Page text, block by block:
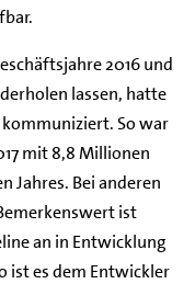
2016 und
lassen, hatte
So war
mit 8,8 Millionen
Jahres. Bei anderen
ist
an in Entwicklung
ist es dem Entwickler